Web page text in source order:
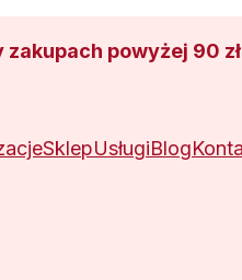
powyżej 90
SklepUsługiBlog